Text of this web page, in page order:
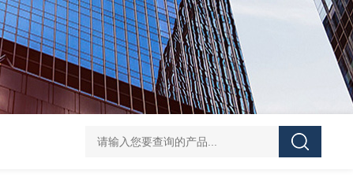
GH252当天发货AND爱安德分析电子天平 SJ-210当天发货三丰/Mitutoyo